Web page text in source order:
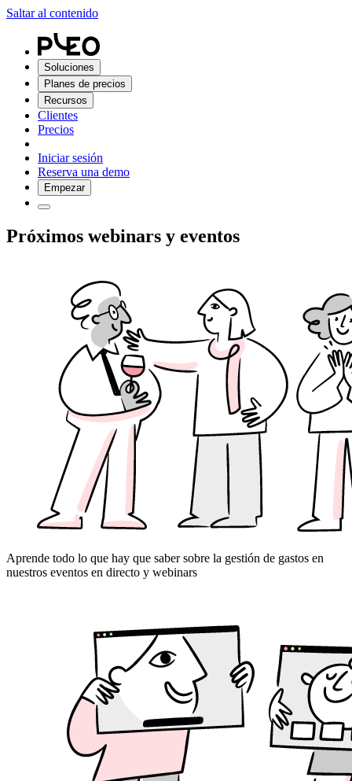
Saltar al contenido
Soluciones
Planes de precios
Recursos
Clientes
Precios
Iniciar sesión
Reserva una demo
Empezar
Próximos webinars y eventos
Aprende todo lo que hay que saber sobre la gestión de gastos en
nuestros eventos en directo y webinars